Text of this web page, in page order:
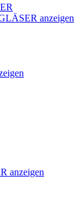
anzeigen
anzeigen